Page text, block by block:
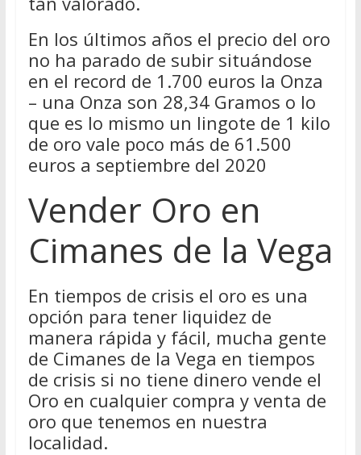
En los últimos años el precio del oro
no ha parado de subir situándose
en el record de 1.700 euros la Onza
– una Onza son 28,34 Gramos o lo
que es lo mismo un lingote de 1 kilo
de oro vale poco más de 61.500
euros a septiembre del 2020
Vender Oro en
Cimanes de la Vega
En tiempos de crisis el oro es una
opción para tener liquidez de
manera rápida y fácil, mucha gente
de Cimanes de la Vega en tiempos
de crisis si no tiene dinero vende el
Oro en cualquier compra y venta de
oro que tenemos en nuestra
localidad.